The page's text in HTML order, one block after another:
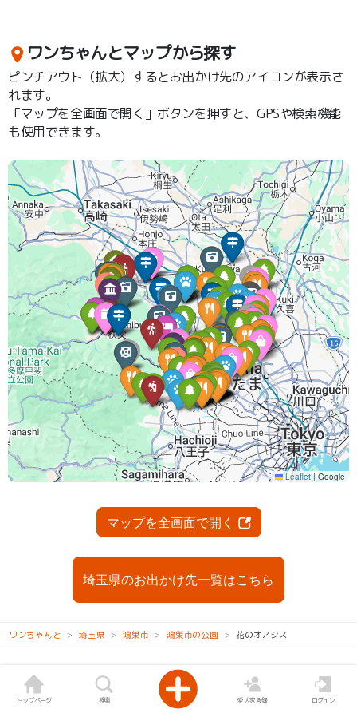
ワンちゃんとマップから探す
ピンチアウト（拡大）するとお出かけ先のアイコンが表示さ
れます。
「マップを全画面で開く」ボタンを押すと、GPSや検索機能
も使用できます。
マップを全画面で開く
埼玉県のお出かけ先一覧はこちら
ワンちゃんと 埼玉県 鴻巣市 鴻巣市の公園 花のオアシス
トップページ 検索 愛犬家登録 ログイン